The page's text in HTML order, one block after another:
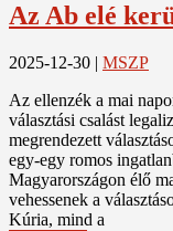
Az Ab elé
2025-12-30 | MSZP
Az ellenzék a mai
választási csalást
megrendezett
egy-egy romos
Magyarországon élő
vehessenek a
Kúria, mind a